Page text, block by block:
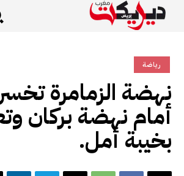
رياضة
نهضة الزمامرة
أمام نهضة بركان
بخيبة أمل.